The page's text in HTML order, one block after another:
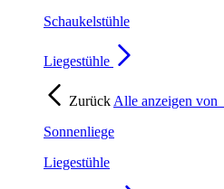
Schaukelstühle
Liegestühle
Zurück Alle anzeigen von
Sonnenliege
Liegestühle